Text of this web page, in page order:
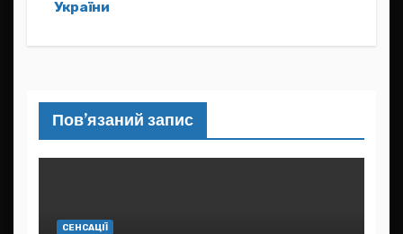
України
Пов’язаний запис
СЕНСАЦІЇ